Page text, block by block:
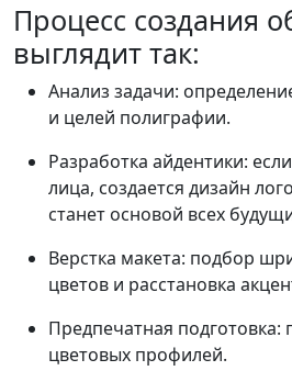
Процесс создания
выглядит так:
Анализ задачи:
и целей полиграфии.
Разработка айдентики:
лица, создается дизайн
станет основой всех
Верстка макета: подбор
цветов и расстановка
Предпечатная подготовка:
цветовых профилей.